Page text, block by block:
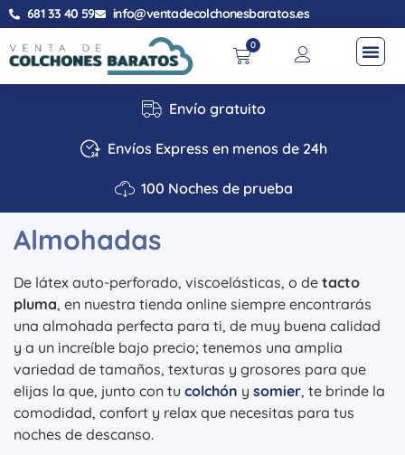
681 33 40 59 info@ventadecolchonesbaratos.es
0
Envío gratuito
Envíos Express en menos de 24h
100 Noches de prueba
Almohadas
De látex auto-perforado, viscoelásticas, o de tacto
pluma, en nuestra tienda online siempre encontrarás
una almohada perfecta para ti, de muy buena calidad
y a un increíble bajo precio; tenemos una amplia
variedad de tamaños, texturas y grosores para que
elijas la que, junto con tu colchón y somier, te brinde la
comodidad, confort y relax que necesitas para tus
noches de descanso.